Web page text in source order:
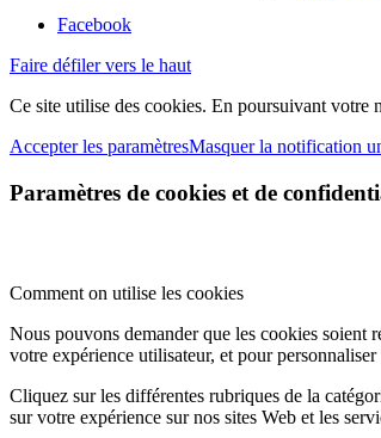
Facebook
Faire défiler vers le haut
Ce site utilise des cookies. En poursuivant votre
Accepter les paramètresMasquer la notification
Paramètres de cookies et de
Comment on utilise les cookies
Nous pouvons demander que les cookies soient
votre expérience utilisateur, et pour
Cliquez sur les différentes rubriques de la
sur votre expérience sur nos sites Web et les